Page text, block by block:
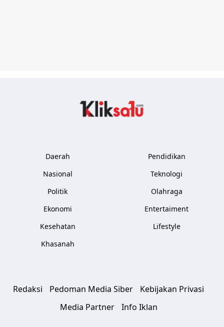
Daerah
Nasional
Politik
Ekonomi
Kesehatan
Khasanah
Pendidikan
Teknologi
Olahraga
Entertaiment
Lifestyle
Redaksi Pedoman Media Siber
Kebijakan Privasi
Media Partner
Info Iklan